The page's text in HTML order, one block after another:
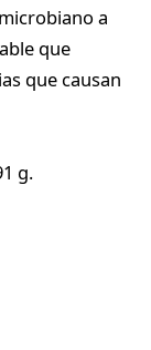
a
que
que causan
g.